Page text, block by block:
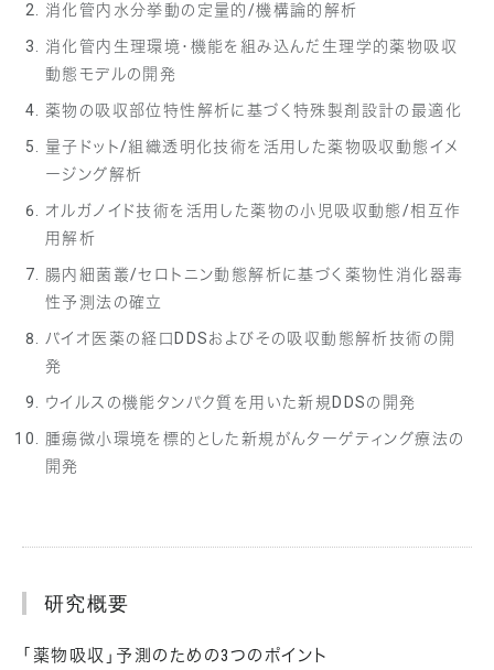
消化管内水分挙動の定量的/機構論的解析
消化管内生理環境・機能を組み込んだ生理学的薬物吸収
動態モデルの開発
薬物の吸収部位特性解析に基づく特殊製剤設計の最適化
量子ドット/組織透明化技術を活用した薬物吸収動態イメ
ージング解析
オルガノイド技術を活用した薬物の小児吸収動態/相互作
用解析
腸内細菌叢/セロトニン動態解析に基づく薬物性消化器毒
性予測法の確立
バイオ医薬の経口DDSおよびその吸収動態解析技術の開
発
ウイルスの機能タンパク質を用いた新規DDSの開発
腫瘍微小環境を標的とした新規がんターゲティング療法の
開発
研究概要
「薬物吸収」予測のための3つのポイント